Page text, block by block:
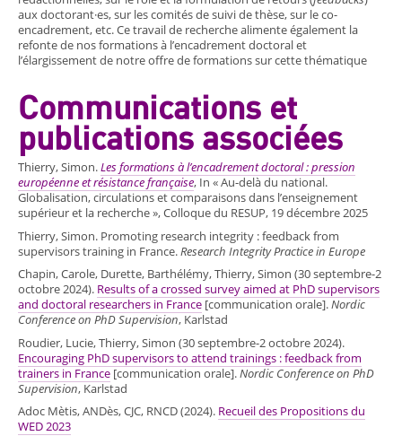
aux doctorant·es, sur les comités de suivi de thèse, sur le co-
encadrement, etc.Ce travail de recherche alimente également la
refonte de nos formations à l’encadrement doctoral et
l’élargissement de notre offre de formations sur cette thématique
Communications et
publications associées
Thierry, Simon.Les formations à l’encadrement doctoral : pression
européenne et résistance française, In « Au-delà du national.
Globalisation, circulations et comparaisons dans l’enseignement
supérieur et la recherche », Colloque du RESUP, 19 décembre 2025
Thierry, Simon. Promoting research integrity : feedback from
supervisors training in France.Research Integrity Practice in Europe
Chapin, Carole, Durette, Barthélémy, Thierry, Simon (30 septembre-2
octobre 2024). Results of a crossed survey aimed at PhD supervisors
and doctoral researchers in France [communication orale].Nordic
Conference on PhD Supervision, Karlstad
Roudier, Lucie, Thierry, Simon (30 septembre-2 octobre 2024).
Encouraging PhD supervisors to attend trainings : feedback from
trainers in France [communication orale].Nordic Conference on PhD
Supervision, Karlstad
Adoc Mètis, ANDès, CJC, RNCD (2024). Recueil des Propositions du
WED 2023